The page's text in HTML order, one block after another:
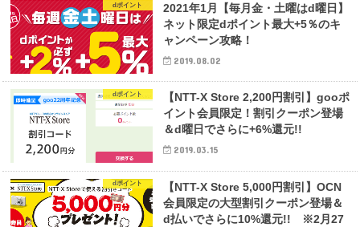
dポイント
2021年1月【毎月金・土曜はd曜日】
ネット限定dポイント最大+5％のキ
ャンペーン攻略！
2019.08.02
dポイント
【NTT-X Store 2,200円割引】gooポ
イント会員限定！割引クーポン登場
＆d曜日でさらに+6%還元!!
2019.03.15
dポイント
【NTT-X Store 5,000円割引】OCN
会員限定の大型割引クーポン登場＆
d払いでさらに10%還元!! ※2月27